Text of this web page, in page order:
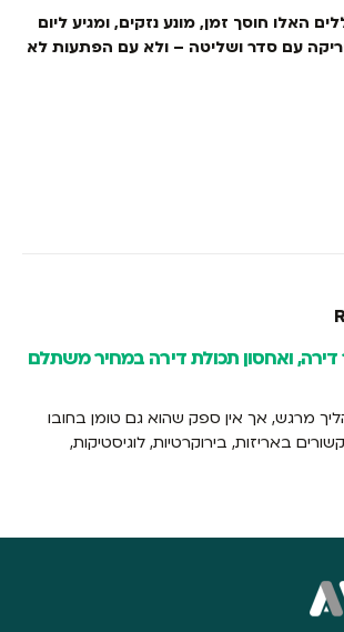
האלו חוסך זמן, מונע נזקים, ומגיע ליום
עם סדר ושליטה – ולא עם הפתעות לא
דירה, ואחסון תכולת דירה במחיר משתלם
מרגש, אך אין ספק שהוא גם טומן בחובו
באריזות, בירוקרטיות, לוגיסטיקות,